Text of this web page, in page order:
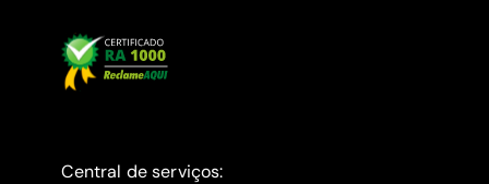
Central de serviços: